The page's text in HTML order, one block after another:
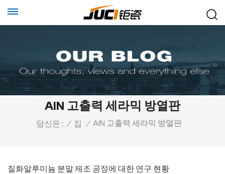
AlN 고출력 세라믹 방열판
당신은 : / 집 / AlN 고출력 세라믹 방열판
질화알루미늄 분말 제조 공정에 대한 연구 현황